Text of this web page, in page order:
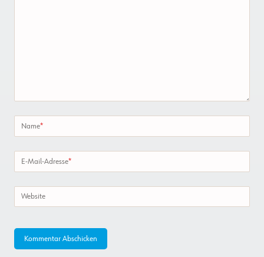
Name*
E-Mail-Adresse*
Website